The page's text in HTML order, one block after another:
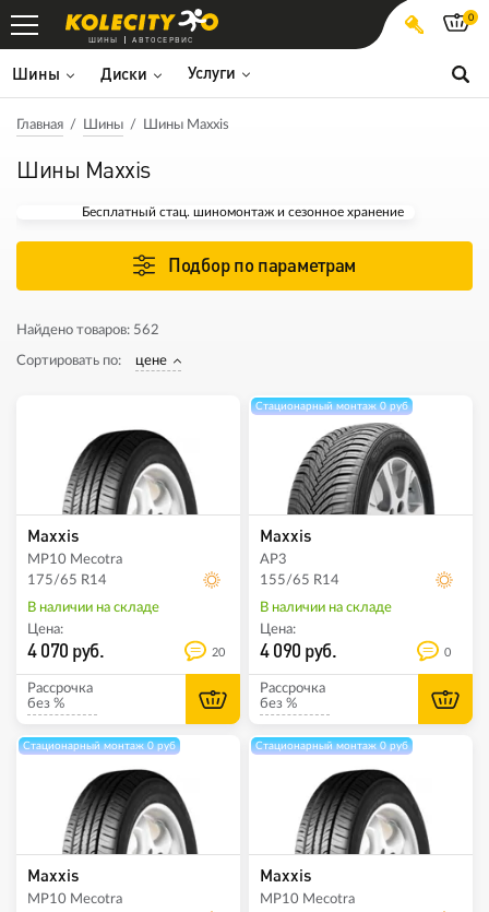
ШИНЫ АВТОСЕРВИС
Шины Диски Услуги
0
Главная Шины Шины Maxxis
Шины Maxxis
Бесплатный стац. шиномонтаж и сезонное хранение
Подбор по параметрам
Найдено товаров: 562
Сортировать по: цене
Maxxis
MP10 Mecotra
175/65 R14
В наличии на складе
Цена:
4 070 руб. 20
Рассрочка
без %
Стационарный монтаж 0 руб
Maxxis
AP3
155/65 R14
В наличии на складе
Цена:
4 090 руб. 0
Рассрочка
без %
Стационарный монтаж 0 руб
Maxxis
MP10 Mecotra
Стационарный монтаж 0 руб
Maxxis
MP10 Mecotra